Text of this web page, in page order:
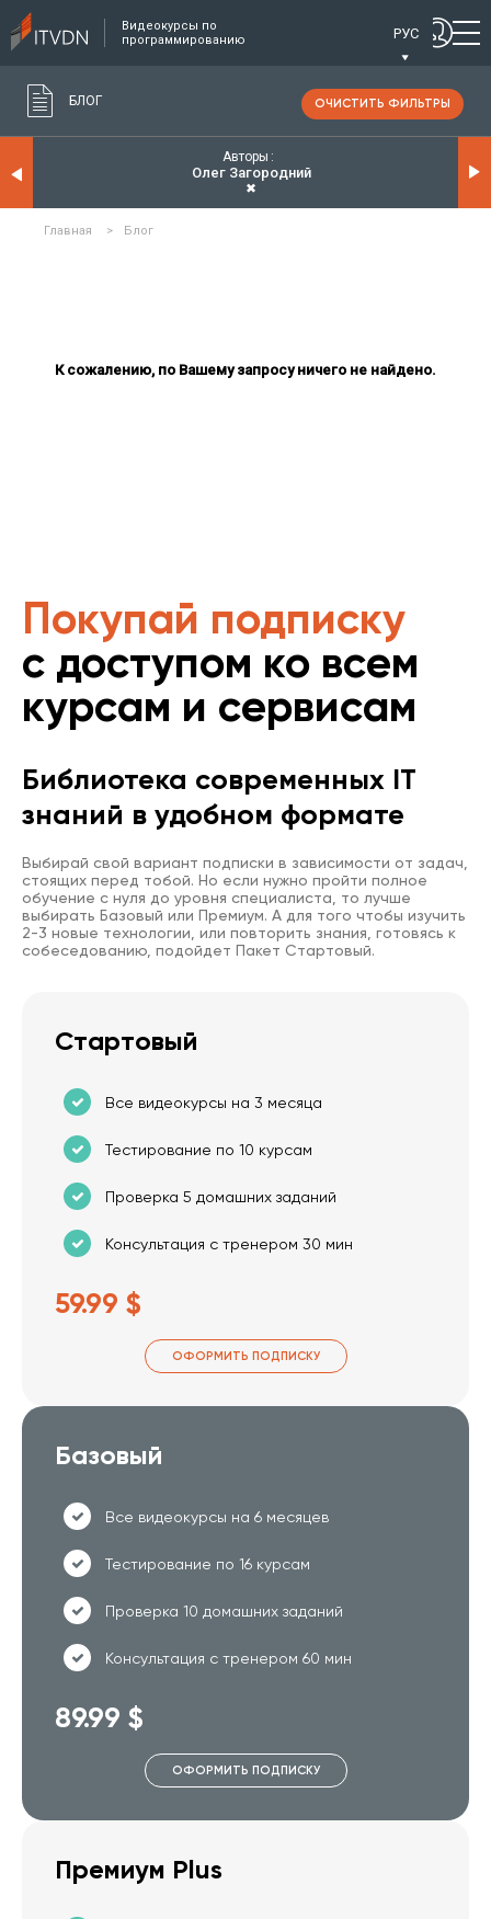
Видеокурсы по
программированию
РУС
БЛОГ ОЧИСТИТЬ ФИЛЬТРЫ
Авторы
Олег Загородний
✖
Главная > Блог
К сожалению, по Вашему запросу ничего не найдено.
Покупай подписку
с доступом ко всем
курсам и сервисам
Библиотека современных IT
знаний в удобном формате
Выбирай свой вариант подписки в зависимости от задач,
стоящих перед тобой. Но если нужно пройти полное
обучение с нуля до уровня специалиста, то лучше
выбирать Базовый или Премиум. А для того чтобы изучить
2-3 новые технологии, или повторить знания, готовясь к
собеседованию, подойдет Пакет Стартовый.
Стартовый
Все видеокурсы на 3 месяца
Тестирование по 10 курсам
Проверка 5 домашних заданий
Консультация с тренером 30 мин
59.99 $
ОФОРМИТЬ ПОДПИСКУ
Базовый
Все видеокурсы на 6 месяцев
Тестирование по 16 курсам
Проверка 10 домашних заданий
Консультация с тренером 60 мин
89.99 $
ОФОРМИТЬ ПОДПИСКУ
Премиум Plus